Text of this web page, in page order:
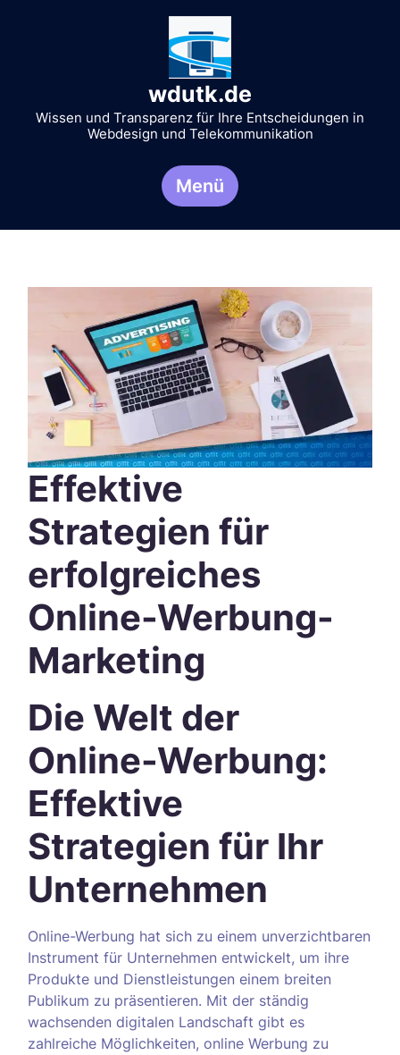
wdutk.de
Wissen und Transparenz für Ihre Entscheidungen in
Webdesign und Telekommunikation
Menü
Effektive
Strategien für
erfolgreiches
Online-Werbung-
Marketing
Die Welt der
Online-Werbung:
Effektive
Strategien für Ihr
Unternehmen
Online-Werbung hat sich zu einem unverzichtbaren
Instrument für Unternehmen entwickelt, um ihre
Produkte und Dienstleistungen einem breiten
Publikum zu präsentieren. Mit der ständig
wachsenden digitalen Landschaft gibt es
zahlreiche Möglichkeiten, online Werbung zu